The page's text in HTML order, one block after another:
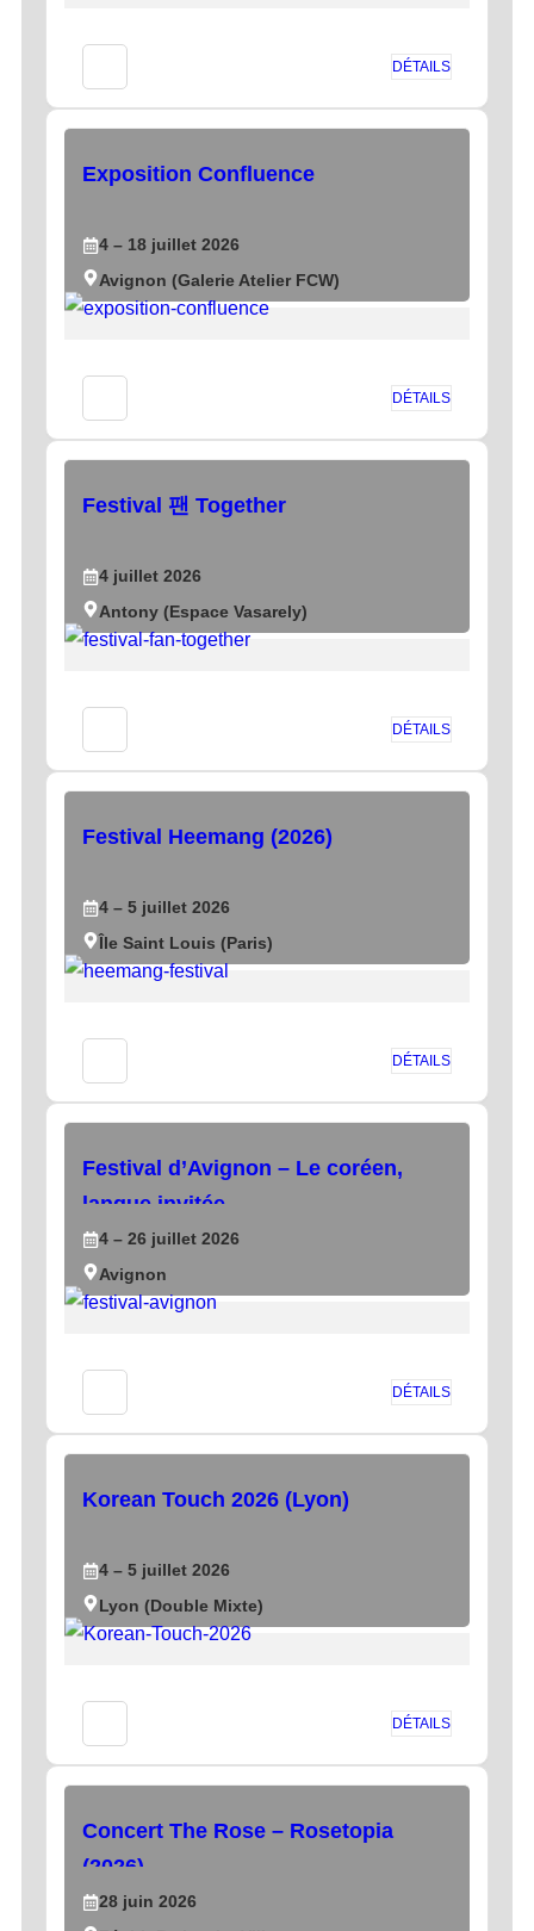
DÉTAILS
Exposition Confluence
4 – 18 juillet 2026
Avignon (Galerie Atelier FCW)
DÉTAILS
Festival 팬 Together
4 juillet 2026
Antony (Espace Vasarely)
DÉTAILS
Festival Heemang (2026)
4 – 5 juillet 2026
Île Saint Louis (Paris)
DÉTAILS
Festival d’Avignon – Le coréen,
langue invitée
4 – 26 juillet 2026
Avignon
DÉTAILS
Korean Touch 2026 (Lyon)
4 – 5 juillet 2026
Lyon (Double Mixte)
DÉTAILS
Concert The Rose – Rosetopia
(2026)
28 juin 2026